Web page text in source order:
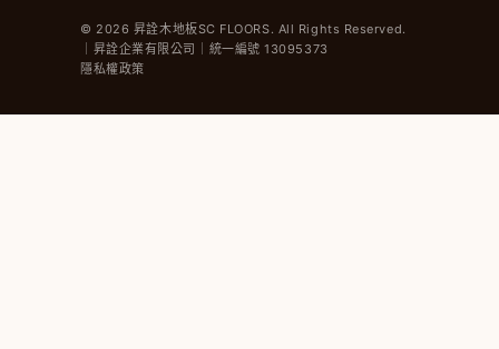
© 2026 昇詮木地板SC FLOORS. All Rights Reserved.
｜昇詮企業有限公司｜統一編號 13095373
隱私權政策